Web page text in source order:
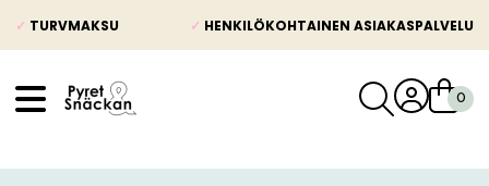
✓ TURVMAKSU ✓ HENKILÖKOHTAINEN ASIAKASPALVELU